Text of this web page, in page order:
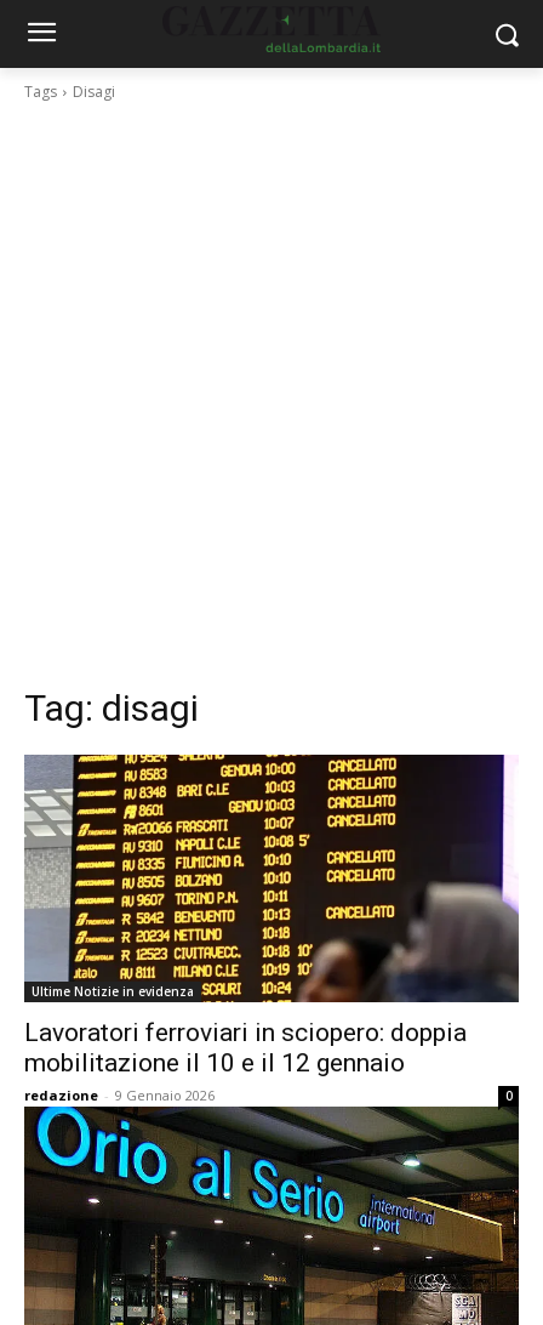
Tags Disagi
Tag: disagi
Ultime Notizie in evidenza
Lavoratori ferroviari in sciopero: doppia
mobilitazione il 10 e il 12 gennaio
redazione - 9 Gennaio 2026 0